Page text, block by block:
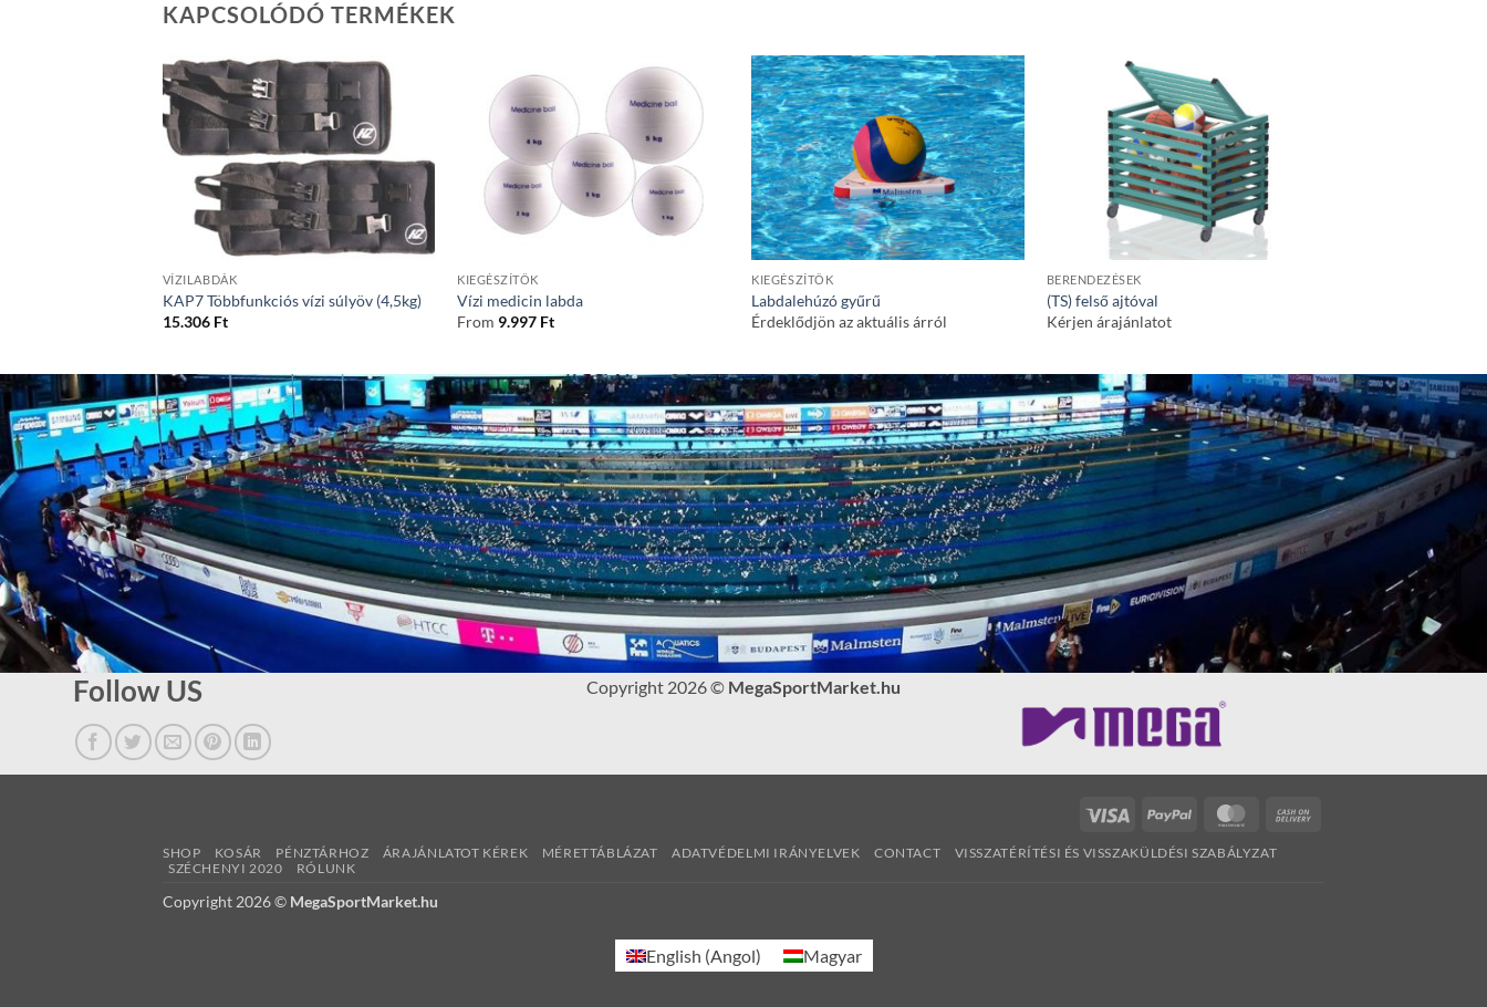
KAPCSOLÓDÓ TERMÉKEK
VÍZILABDÁK
KAP7 Többfunkciós vízi súlyöv (4,5kg)
15.306 Ft
KIEGÉSZÍTŐK
Vízi medicin labda
From 9.997 Ft
KIEGÉSZÍTŐK
Labdalehúzó gyűrű
Érdeklődjön az aktuális árról
BERENDEZÉSEK
(TS) felső ajtóval
Kérjen árajánlatot
Follow US Copyright 2026 © MegaSportMarket.hu
Visa PayPal MasterCard
SHOP KOSÁR PÉNZTÁRHOZ ÁRAJÁNLATOT KÉREK MÉRETTÁBLÁZAT ADATVÉDELMI IRÁNYELVEK CONTACT
VISSZATÉRÍTÉSI ÉS VISSZAKÜLDÉSI SZABÁLYZAT
SZÉCHENYI 2020
RÓLUNK
Copyright 2026 © MegaSportMarket.hu
English (Angol) Magyar